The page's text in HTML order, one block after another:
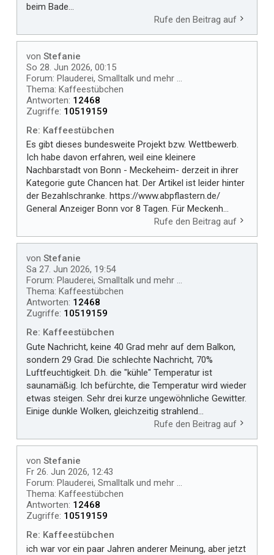
beim Bade...
Rufe den Beitrag auf
von Stefanie
So 28. Jun 2026, 00:15
Forum: Plauderei, Smalltalk und mehr ...
Thema: Kaffeestübchen
Antworten: 12468
Zugriffe: 10519159
Re: Kaffeestübchen
Es gibt dieses bundesweite Projekt bzw. Wettbewerb.
Ich habe davon erfahren, weil eine kleinere
Nachbarstadt von Bonn - Meckeheim- derzeit in ihrer
Kategorie gute Chancen hat. Der Artikel ist leider hinter
der Bezahlschranke. https://www.abpflastern.de/
General Anzeiger Bonn vor 8 Tagen. Für Meckenh...
Rufe den Beitrag auf
von Stefanie
Sa 27. Jun 2026, 19:54
Forum: Plauderei, Smalltalk und mehr ...
Thema: Kaffeestübchen
Antworten: 12468
Zugriffe: 10519159
Re: Kaffeestübchen
Gute Nachricht, keine 40 Grad mehr auf dem Balkon,
sondern 29 Grad. Die schlechte Nachricht, 70%
Luftfeuchtigkeit. D.h. die "kühle" Temperatur ist
saunamäßig. Ich befürchte, die Temperatur wird wieder
etwas steigen. Sehr drei kurze ungewöhnliche Gewitter.
Einige dunkle Wolken, gleichzeitig strahlend...
Rufe den Beitrag auf
von Stefanie
Fr 26. Jun 2026, 12:43
Forum: Plauderei, Smalltalk und mehr ...
Thema: Kaffeestübchen
Antworten: 12468
Zugriffe: 10519159
Re: Kaffeestübchen
ich war vor ein paar Jahren anderer Meinung, aber jetzt